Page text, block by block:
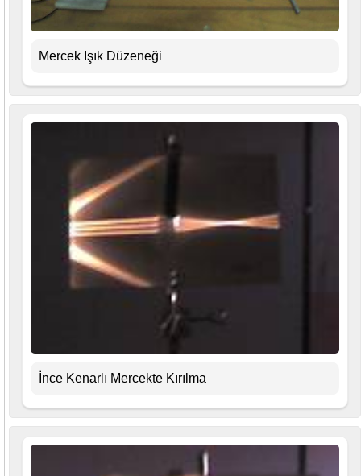
Mercek Işık Düzeneği
İnce Kenarlı Mercekte Kırılma